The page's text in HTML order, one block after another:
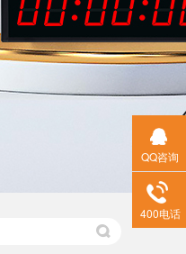
QQ咨询
400电话